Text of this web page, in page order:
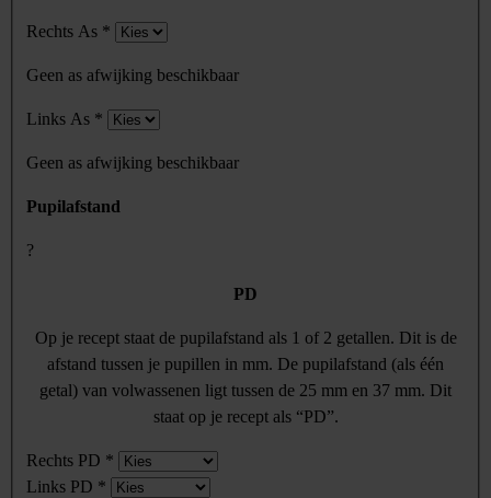
Rechts As *
Geen as afwijking beschikbaar
Links As *
Geen as afwijking beschikbaar
Pupilafstand
?
PD
Op je recept staat de pupilafstand als 1 of 2 getallen. Dit is de
afstand tussen je pupillen in mm. De pupilafstand (als één
getal) van volwassenen ligt tussen de 25 mm en 37 mm. Dit
staat op je recept als “PD”.
Rechts PD *
Links PD *